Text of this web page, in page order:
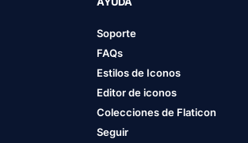
Soporte
FAQs
Estilos de Iconos
Editor de iconos
Colecciones de Flaticon
Seguir